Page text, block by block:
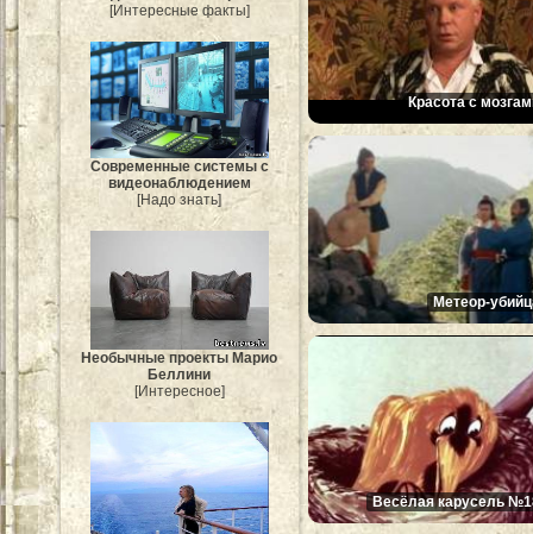
[Интересные факты]
Современные системы с
видеонаблюдением
[Надо знать]
Необычные проекты Марио
Беллини
[Интересное]
Красота с
Метеор-
Весёлая карусель